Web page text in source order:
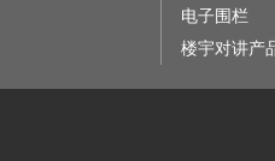
电子围栏
楼宇对讲产